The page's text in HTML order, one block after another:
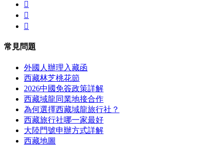



常見問題
外國人辦理入藏函
西藏林芝桃花節
2026中國免簽政策詳解
西藏域龍同業地接合作
為何選擇西藏域龍旅行社？
西藏旅行社哪一家最好
大陸門號申辦方式詳解
西藏地圖